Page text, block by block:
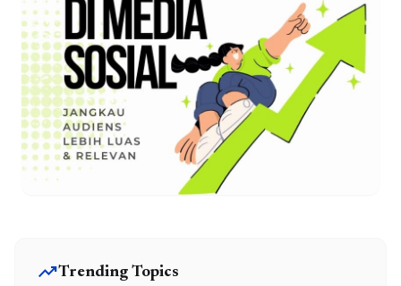
trending_upTrending Topics